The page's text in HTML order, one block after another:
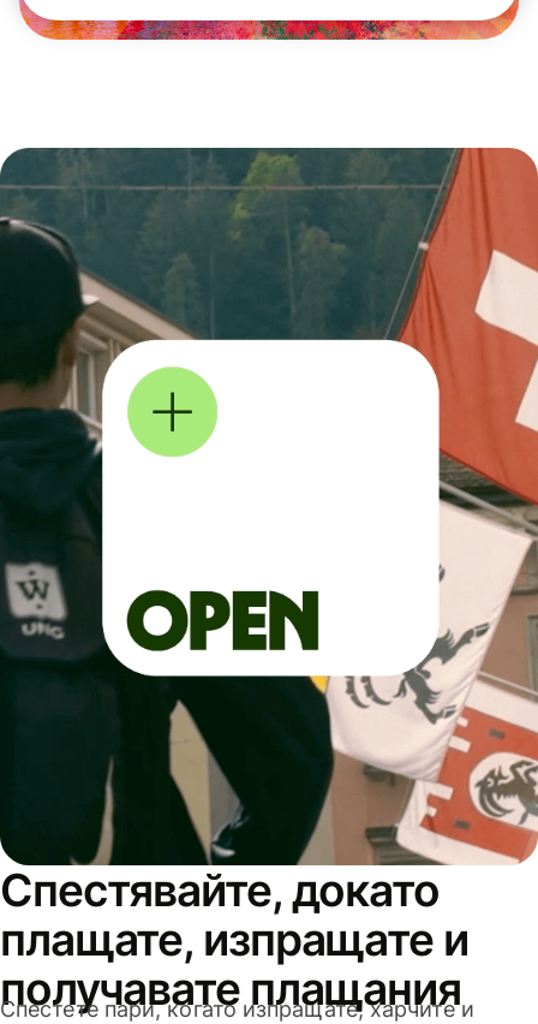
Спестявайте, докато
плащате, изпращате и
получавате плащания
Спестете пари, когато изпращате, харчите и